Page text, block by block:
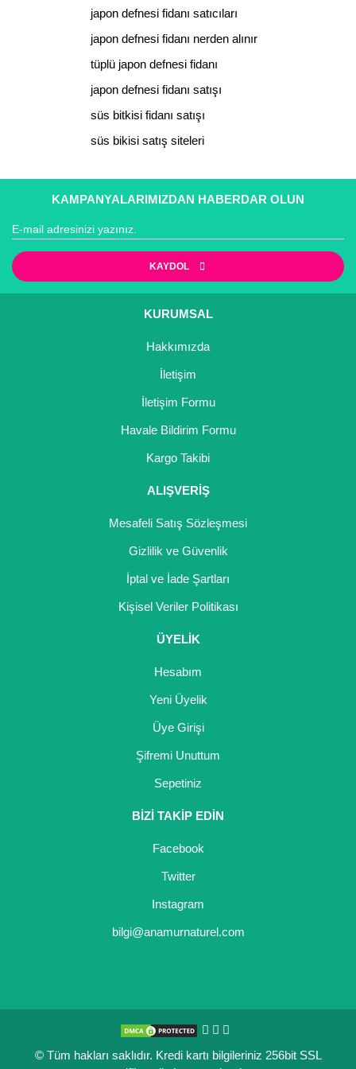
japon defnesi fidanı satıcıları
japon defnesi fidanı nerden alınır
tüplü japon defnesi fidanı
japon defnesi fidanı satışı
süs bitkisi fidanı satışı
süs bikisi satış siteleri
KAMPANYALARIMIZDAN HABERDAR OLUN
KAYDOL
KURUMSAL
Hakkımızda
İletişim
İletişim Formu
Havale Bildirim Formu
Kargo Takibi
ALIŞVERİŞ
Mesafeli Satış Sözleşmesi
Gizlilik ve Güvenlik
İptal ve İade Şartları
Kişisel Veriler Politikası
ÜYELİK
Hesabım
Yeni Üyelik
Üye Girişi
Şifremi Unuttum
Sepetiniz
BİZİ TAKİP EDİN
Facebook
Twitter
Instagram
bilgi@anamurnaturel.com
© Tüm hakları saklıdır. Kredi kartı bilgileriniz 256bit SSL